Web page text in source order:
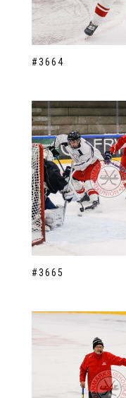
#3664
#3665